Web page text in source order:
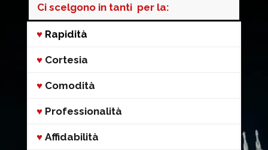
Ci scelgono in tanti per la:
♥ Rapidità
♥ Cortesia
♥ Comodità
♥ Professionalità
♥ Affidabilità